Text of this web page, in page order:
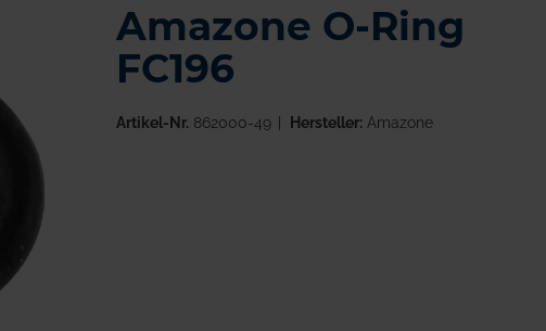
Amazone O-Ring
FC196
Artikel-Nr. 862000-49 Hersteller:Amazone